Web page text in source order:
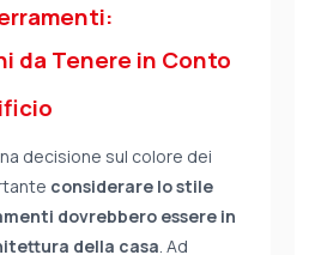
da Tenere in Conto
decisione sul colore dei
considerare lo stile
dovrebbero essere in
della casa. Ad